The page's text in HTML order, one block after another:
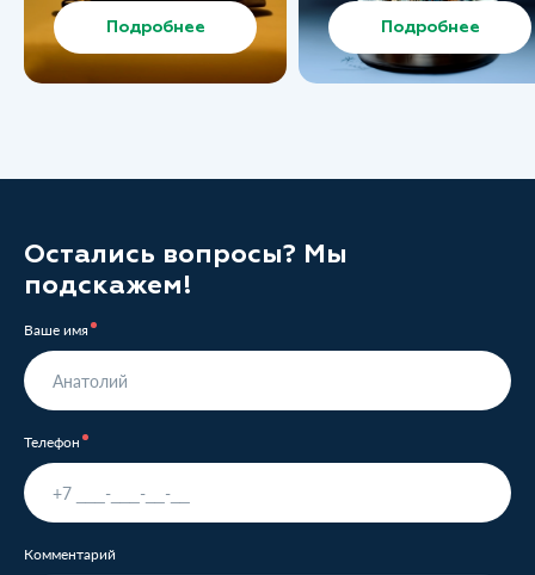
Подробнее Подробнее
Остались вопросы? Мы
подскажем!
Ваше имя
Телефон
Комментарий